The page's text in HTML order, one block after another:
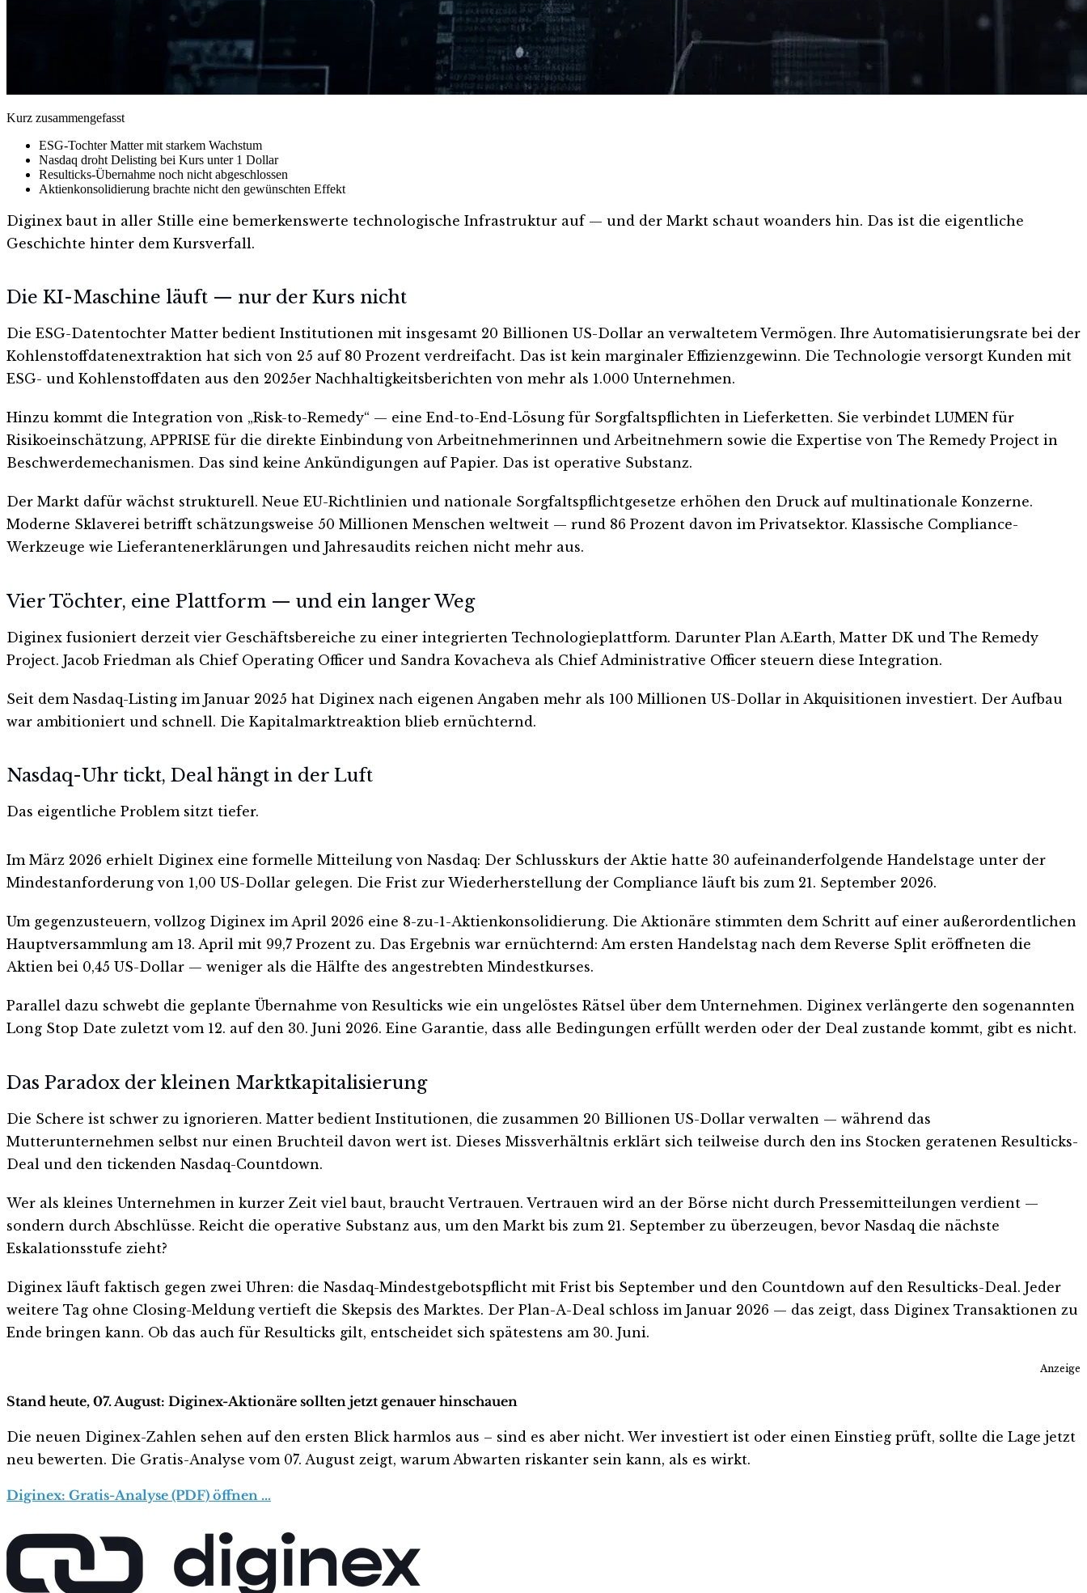
Kurz zusammengefasst
ESG-Tochter Matter mit starkem Wachstum
Nasdaq droht Delisting bei Kurs unter 1 Dollar
Resulticks-Übernahme noch nicht abgeschlossen
Aktienkonsolidierung brachte nicht den gewünschten Effekt
Diginex baut in aller Stille eine bemerkenswerte technologische Infrastruktur auf — und der Markt schaut woanders hin. Das ist die eigentliche
Geschichte hinter dem Kursverfall.
Die KI-Maschine läuft — nur der Kurs nicht
Die ESG-Datentochter Matter bedient Institutionen mit insgesamt 20 Billionen US-Dollar an verwaltetem Vermögen. Ihre Automatisierungsrate bei der
Kohlenstoffdatenextraktion hat sich von 25 auf 80 Prozent verdreifacht. Das ist kein marginaler Effizienzgewinn. Die Technologie versorgt Kunden mit
ESG- und Kohlenstoffdaten aus den 2025er Nachhaltigkeitsberichten von mehr als 1.000 Unternehmen.
Hinzu kommt die Integration von „Risk-to-Remedy“ — eine End-to-End-Lösung für Sorgfaltspflichten in Lieferketten. Sie verbindet LUMEN für
Risikoeinschätzung, APPRISE für die direkte Einbindung von Arbeitnehmerinnen und Arbeitnehmern sowie die Expertise von The Remedy Project in
Beschwerdemechanismen. Das sind keine Ankündigungen auf Papier. Das ist operative Substanz.
Der Markt dafür wächst strukturell. Neue EU-Richtlinien und nationale Sorgfaltspflichtgesetze erhöhen den Druck auf multinationale Konzerne.
Moderne Sklaverei betrifft schätzungsweise 50 Millionen Menschen weltweit — rund 86 Prozent davon im Privatsektor. Klassische Compliance-
Werkzeuge wie Lieferantenerklärungen und Jahresaudits reichen nicht mehr aus.
Vier Töchter, eine Plattform — und ein langer Weg
Diginex fusioniert derzeit vier Geschäftsbereiche zu einer integrierten Technologieplattform. Darunter Plan A.Earth, Matter DK und The Remedy
Project. Jacob Friedman als Chief Operating Officer und Sandra Kovacheva als Chief Administrative Officer steuern diese Integration.
Seit dem Nasdaq-Listing im Januar 2025 hat Diginex nach eigenen Angaben mehr als 100 Millionen US-Dollar in Akquisitionen investiert. Der Aufbau
war ambitioniert und schnell. Die Kapitalmarktreaktion blieb ernüchternd.
Nasdaq-Uhr tickt, Deal hängt in der Luft
Das eigentliche Problem sitzt tiefer.
Im März 2026 erhielt Diginex eine formelle Mitteilung von Nasdaq: Der Schlusskurs der Aktie hatte 30 aufeinanderfolgende Handelstage unter der
Mindestanforderung von 1,00 US-Dollar gelegen. Die Frist zur Wiederherstellung der Compliance läuft bis zum 21. September 2026.
Um gegenzusteuern, vollzog Diginex im April 2026 eine 8-zu-1-Aktienkonsolidierung. Die Aktionäre stimmten dem Schritt auf einer außerordentlichen
Hauptversammlung am 13. April mit 99,7 Prozent zu. Das Ergebnis war ernüchternd: Am ersten Handelstag nach dem Reverse Split eröffneten die
Aktien bei 0,45 US-Dollar — weniger als die Hälfte des angestrebten Mindestkurses.
Parallel dazu schwebt die geplante Übernahme von Resulticks wie ein ungelöstes Rätsel über dem Unternehmen. Diginex verlängerte den sogenannten
Long Stop Date zuletzt vom 12. auf den 30. Juni 2026. Eine Garantie, dass alle Bedingungen erfüllt werden oder der Deal zustande kommt, gibt es nicht.
Das Paradox der kleinen Marktkapitalisierung
Die Schere ist schwer zu ignorieren. Matter bedient Institutionen, die zusammen 20 Billionen US-Dollar verwalten — während das
Mutterunternehmen selbst nur einen Bruchteil davon wert ist. Dieses Missverhältnis erklärt sich teilweise durch den ins Stocken geratenen Resulticks-
Deal und den tickenden Nasdaq-Countdown.
Wer als kleines Unternehmen in kurzer Zeit viel baut, braucht Vertrauen. Vertrauen wird an der Börse nicht durch Pressemitteilungen verdient —
sondern durch Abschlüsse. Reicht die operative Substanz aus, um den Markt bis zum 21. September zu überzeugen, bevor Nasdaq die nächste
Eskalationsstufe zieht?
Diginex läuft faktisch gegen zwei Uhren: die Nasdaq-Mindestgebotspflicht mit Frist bis September und den Countdown auf den Resulticks-Deal. Jeder
weitere Tag ohne Closing-Meldung vertieft die Skepsis des Marktes. Der Plan-A-Deal schloss im Januar 2026 — das zeigt, dass Diginex Transaktionen zu
Ende bringen kann. Ob das auch für Resulticks gilt, entscheidet sich spätestens am 30. Juni.
Anzeige
Stand heute, 07. August: Diginex-Aktionäre sollten jetzt genauer hinschauen
Die neuen Diginex-Zahlen sehen auf den ersten Blick harmlos aus – sind es aber nicht. Wer investiert ist oder einen Einstieg prüft, sollte die Lage jetzt
neu bewerten. Die Gratis-Analyse vom 07. August zeigt, warum Abwarten riskanter sein kann, als es wirkt.
Diginex: Gratis-Analyse (PDF) öffnen …